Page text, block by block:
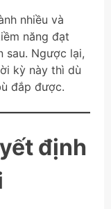
nhiều và
năng đạt
sau. Ngược lại,
kỳ này thì dù
đắp được.
định